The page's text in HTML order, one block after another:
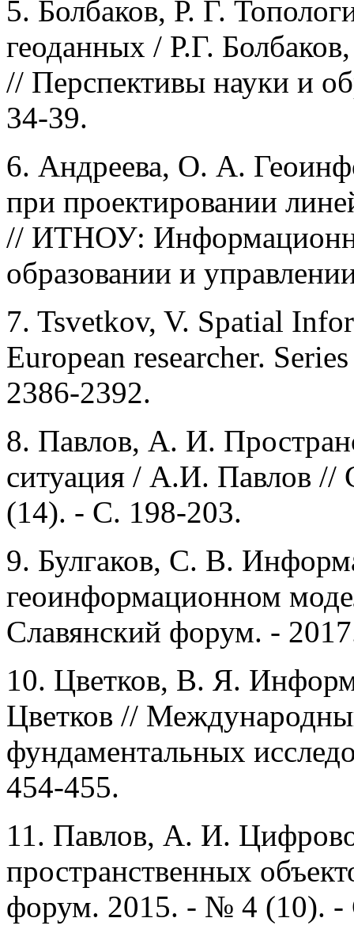
5. Болбаков, Р. Г.
геоданных / Р.Г.
// Перспективы науки и
34-39.
6. Андреева, О. А.
при проектировании
// ИТНОУ:
образовании и
7. Tsvetkov, V. Spatial
European researcher.
2386-2392.
8. Павлов, А. И.
ситуация / А.И. Павлов
(14). - С. 198-203.
9. Булгаков, С. В.
геоинформационном
Славянский форум. -
10. Цветков, В. Я.
Цветков //
фундаментальных
454-455.
11. Павлов, А. И.
пространственных
форум. 2015. - № 4 (10).